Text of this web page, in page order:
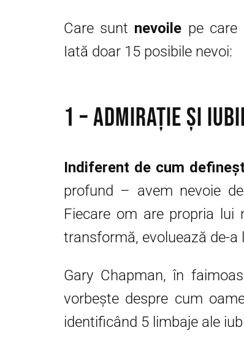
Care sunt nevoile pe care
Iată doar 15 posibile nevoi:
1 – Admirație și
Indiferent de cum
profund – avem nevoie
Fiecare om are propria lui
transformă, evoluează de-a
Gary Chapman, în
vorbește despre cum
identificând 5 limbaje ale